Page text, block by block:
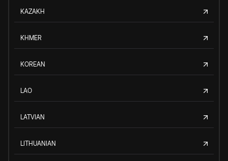
KAZAKH
KHMER
KOREAN
LAO
LATVIAN
LITHUANIAN